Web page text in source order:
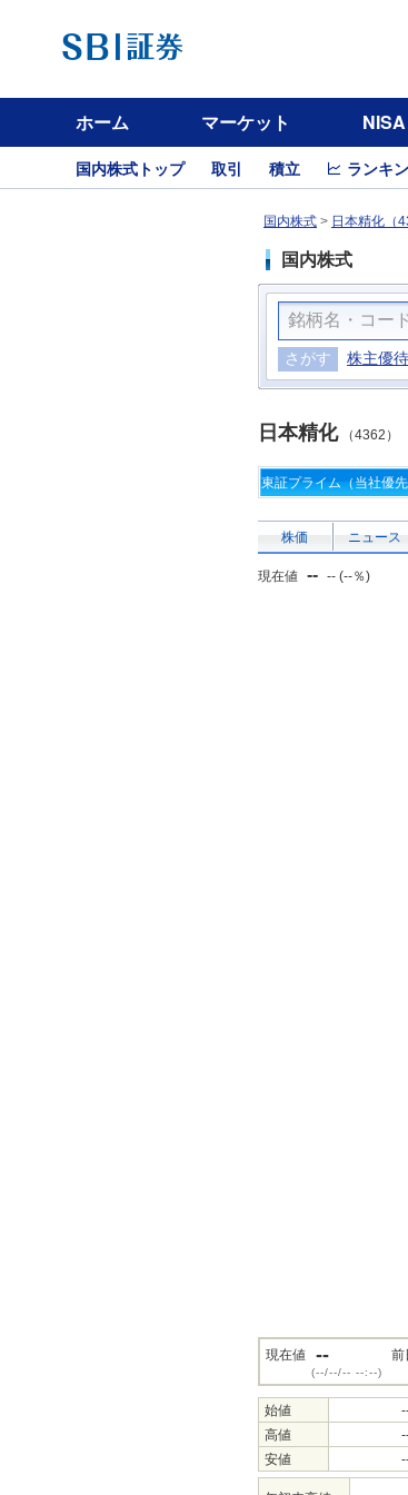
ホーム マーケット NISA
国内株式トップ 取引 積立 ランキ
国内株式 > 日本精化（
国内株式
さがす 株主優待
日本精化（4362）
東証プライム（当社優
株価 ニュース
現在値 -- -- (--％)
現在値 --
(--/--/-- --:--)
前
始値
高値
安値